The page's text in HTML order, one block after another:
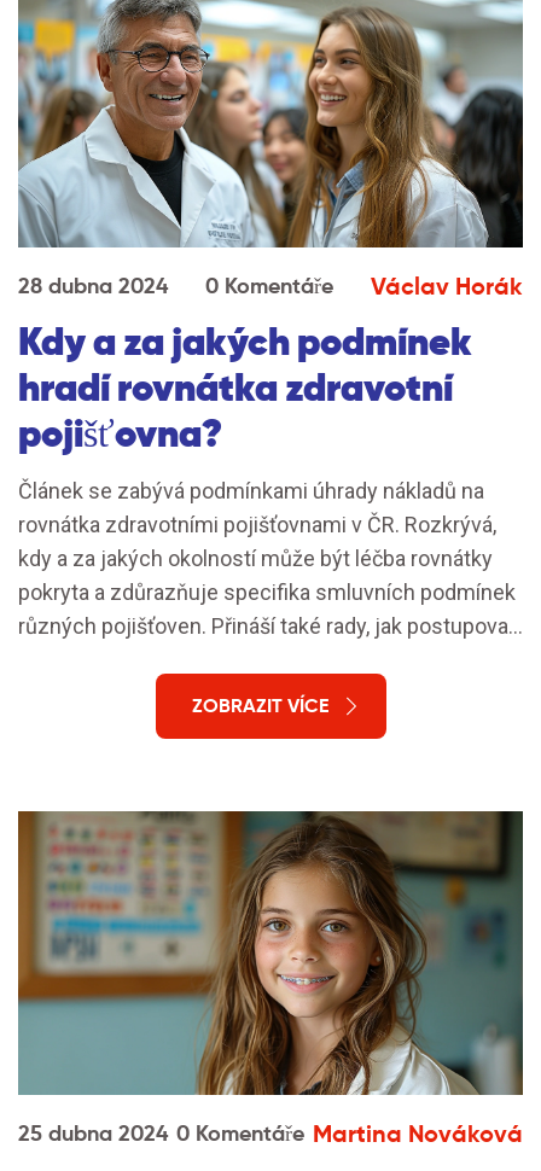
28 dubna 2024 0 Komentáře Václav Horák
Kdy a za jakých podmínek
hradí rovnátka zdravotní
pojišťovna?
Článek se zabývá podmínkami úhrady nákladů na
rovnátka zdravotními pojišťovnami v ČR. Rozkrývá,
kdy a za jakých okolností může být léčba rovnátky
pokryta a zdůrazňuje specifika smluvních podmínek
různých pojišťoven. Přináší také rady, jak postupovat
ZOBRAZIT VÍCE
25 dubna 2024 0 Komentáře Martina Nováková